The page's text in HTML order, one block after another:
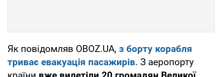
Як повідомляв OBOZ.UA, з борту корабля
триває евакуація пасажирів. З аеропорту